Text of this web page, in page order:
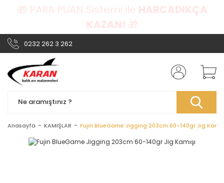
🎁 PARA PUAN Sistemi ile HARCADIKÇA
KAZAN! 🎁
0232 262 3 262
Anasayfa KAMIŞLAR Fujin BlueGame Jigging 203cm 60-140gr Jig